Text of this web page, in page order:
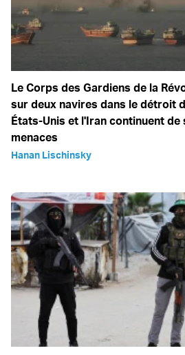
Le Corps des Gardiens de la
sur deux navires dans le détroit
États-Unis et l'Iran continuent de
menaces
Hanan Lischinsky